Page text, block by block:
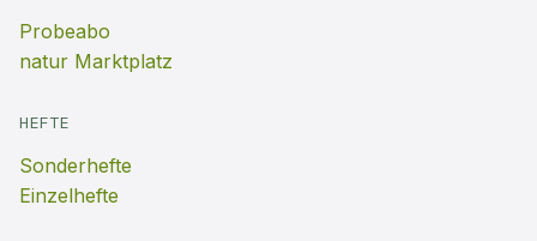
Probeabo
natur Marktplatz
HEFTE
Sonderhefte
Einzelhefte